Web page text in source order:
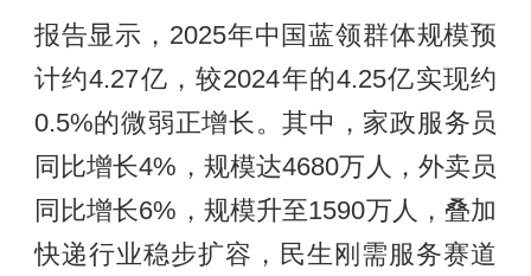
报告显示，2025年中国蓝领群体规模预
计约4.27亿，较2024年的4.25亿实现约
0.5%的微弱正增长。其中，家政服务员
同比增长4%，规模达4680万人，外卖员
同比增长6%，规模升至1590万人，叠加
快递行业稳步扩容，民生刚需服务赛道